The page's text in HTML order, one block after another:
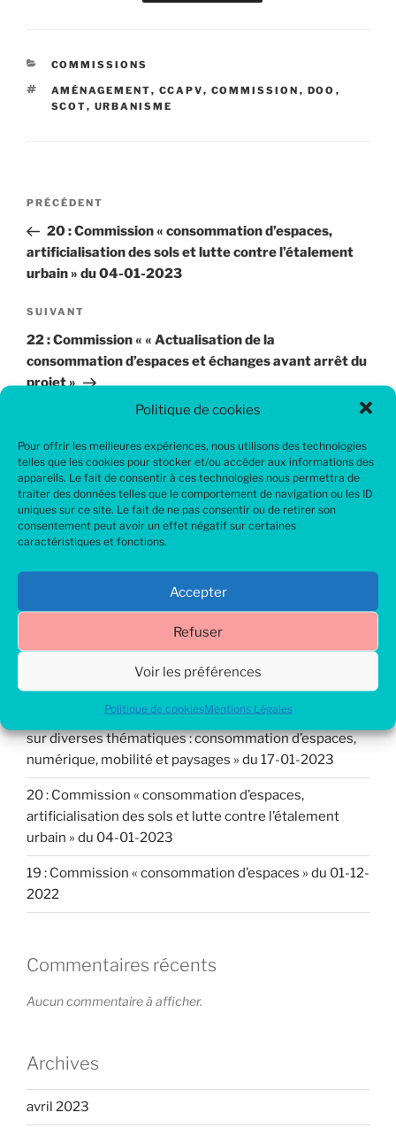
Politique de cookies
Pour offrir les meilleures expériences, nous utilisons des technologies
telles que les cookies pour stocker et/ou accéder aux informations des
appareils. Le fait de consentir à ces technologies nous permettra de
traiter des données telles que le comportement de navigation ou les ID
uniques sur ce site. Le fait de ne pas consentir ou de retirer son
consentement peut avoir un effet négatif sur certaines
caractéristiques et fonctions.
Accepter
Refuser
Voir les préférences
Politique de cookiesMentions Légales
CATÉGORIES
COMMISSIONS
ÉTIQUETTES
AMÉNAGEMENT, CCAPV, COMMISSION , DOO ,
SCOT, URBANISME
Navigation
l’article
Article
précédent
PRÉCÉDENT
20 : Commission « consommation d’espaces,
artificialisation des sols et lutte contre l’étalement
urbain » du 04-01-2023
Article
suivant
SUIVANT
22 : Commission « « Actualisation de la
consommation d’espaces et échanges avant arrêt du
projet »
Rechercher
Rechercher
SCoT de la CCAPV : Des engagements tenus !
d’espaces et échanges avant arrêt du projet »
21 : Commission « ultimes objectifs et prescriptions
sur diverses thématiques : consommation d’espaces,
numérique, mobilité et paysages » du 17-01-2023
20 : Commission « consommation d’espaces,
artificialisation des sols et lutte contre l’étalement
urbain » du 04-01-2023
19 : Commission « consommation d’espaces » du 01-12-
2022
Commentaires récents
Aucun commentaire à afficher.
Archives
avril 2023